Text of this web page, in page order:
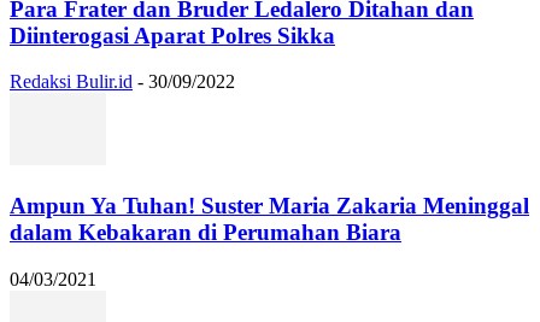
Para Frater dan Bruder Ledalero Ditahan dan
Diinterogasi Aparat Polres Sikka
Redaksi Bulir.id - 30/09/2022
Ampun Ya Tuhan! Suster Maria Zakaria Meninggal
dalam Kebakaran di Perumahan Biara
04/03/2021